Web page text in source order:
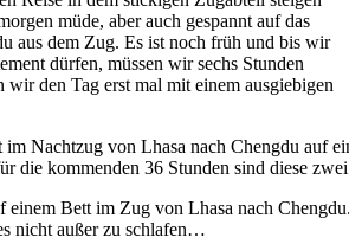
müde, aber auch gespannt auf das
aus dem Zug. Es ist noch früh und bis wir
dürfen, müssen wir sechs Stunden
wir den Tag erst mal mit einem ausgiebigen
die kommenden 36 Stunden sind diese
nicht außer zu schlafen…